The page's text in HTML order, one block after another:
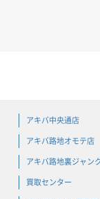
アキバ中央通店
アキバ路地オモテ店
アキバ路地裏ジャン
買取センター